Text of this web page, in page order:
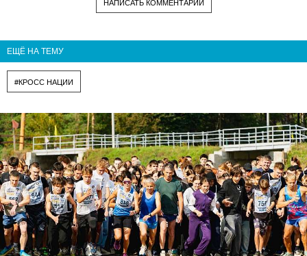
НАПИСАТЬ КОММЕНТАРИЙ
ЕЩЁ НА ТЕМУ
#КРОСС НАЦИИ